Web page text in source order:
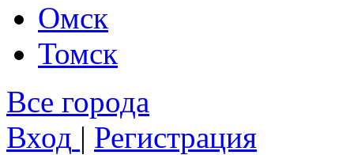
Омск
Томск
Все города
Вход | Регистрация